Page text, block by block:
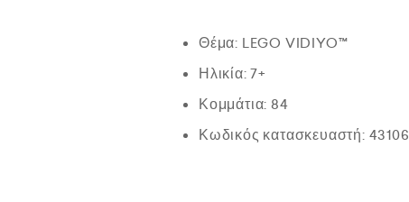
Θέμα: LEGO VIDIYO™
Ηλικία: 7+
Κομμάτια: 84
Κωδικός κατασκευαστή: 43106